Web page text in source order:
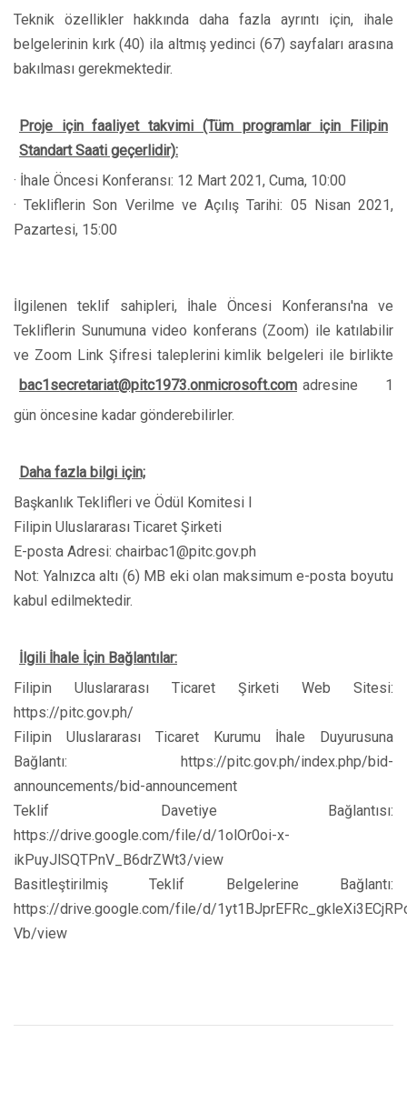
Teknik özellikler hakkında daha fazla ayrıntı için, ihale
belgelerinin kırk (40) ila altmış yedinci (67) sayfaları arasına
bakılması gerekmektedir.
Proje için faaliyet takvimi (Tüm programlar için Filipin
Standart Saati geçerlidir):
· İhale Öncesi Konferansı: 12 Mart 2021, Cuma, 10:00
· Tekliflerin Son Verilme ve Açılış Tarihi: 05 Nisan 2021,
Pazartesi, 15:00
İlgilenen teklif sahipleri, İhale Öncesi Konferansı'na ve
Tekliflerin Sunumuna video konferans (Zoom) ile katılabilir
ve Zoom Link Şifresi taleplerini kimlik belgeleri ile birlikte
bac1secretariat@pitc1973.onmicrosoft.com adresine 1
gün öncesine kadar gönderebilirler.
Daha fazla bilgi için;
Başkanlık Teklifleri ve Ödül Komitesi I
Filipin Uluslararası Ticaret Şirketi
E-posta Adresi: chairbac1@pitc.gov.ph
Not: Yalnızca altı (6) MB eki olan maksimum e-posta boyutu
kabul edilmektedir.
İlgili İhale İçin Bağlantılar:
Filipin Uluslararası Ticaret Şirketi Web Sitesi:
https://pitc.gov.ph/
Filipin Uluslararası Ticaret Kurumu İhale Duyurusuna
Bağlantı: https://pitc.gov.ph/index.php/bid-
announcements/bid-announcement
Teklif Davetiye Bağlantısı:
https://drive.google.com/file/d/1olOr0oi-x-
ikPuyJlSQTPnV_B6drZWt3/view
Basitleştirilmiş Teklif Belgelerine Bağlantı:
https://drive.google.com/file/d/
Vb/view